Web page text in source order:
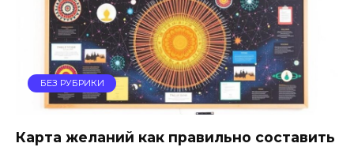
БЕЗ РУБРИКИ
Карта желаний как правильно составить